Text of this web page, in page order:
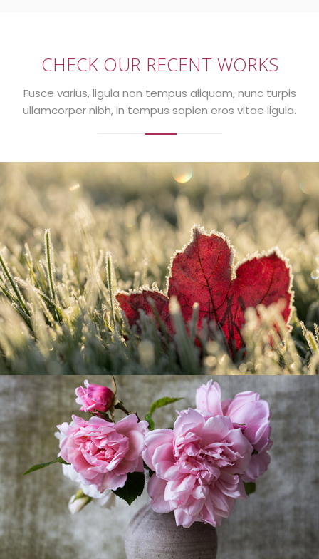
CHECK OUR RECENT WORKS
Fusce varius, ligula non tempus aliquam, nunc turpis
ullamcorper nibh, in tempus sapien eros vitae ligula.
Sapien
Tempus aliquam
Sapien
Tempus aliquam